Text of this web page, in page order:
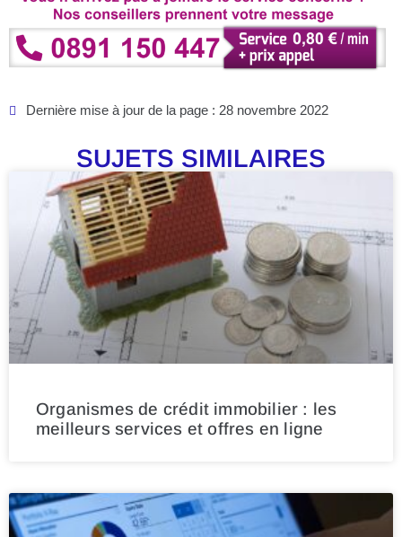
Dernière mise à jour de la page : 28 novembre 2022
SUJETS SIMILAIRES
Organismes de crédit immobilier : les
meilleurs services et offres en ligne